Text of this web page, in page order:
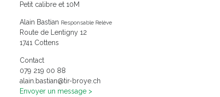
Petit calibre et 10M
Alain Bastian Responsable Relève
Route de Lentigny 12
1741 Cottens
Contact
88 00 912 970
hc.eyorb-rit@naitsab.niala
Envoyer un message